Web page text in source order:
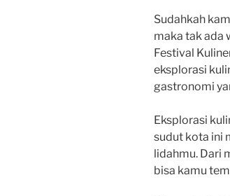
Sudahkah
maka tak ada
Festival
eksplorasi
gastronomi
Eksplorasi
sudut kota ini
lidahmu. Dari
bisa kamu